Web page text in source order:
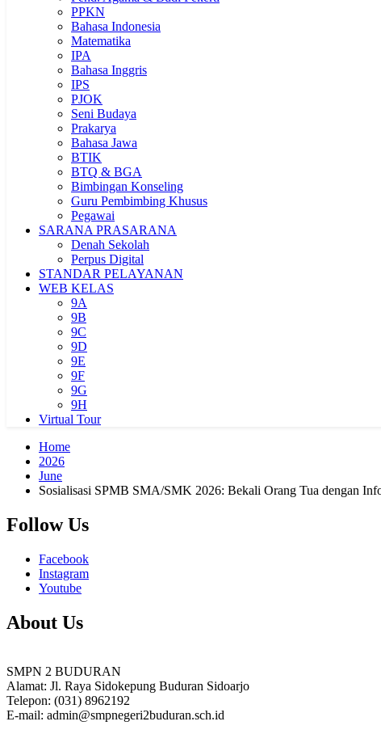
PPKN
Bahasa Indonesia
Matematika
IPA
Bahasa Inggris
IPS
PJOK
Seni Budaya
Prakarya
Bahasa Jawa
BTIK
BTQ & BGA
Bimbingan Konseling
Guru Pembimbing Khusus
Pegawai
SARANA PRASARANA
Denah Sekolah
Perpus Digital
STANDAR PELAYANAN
WEB KELAS
9A
9B
9C
9D
9E
9F
9G
9H
Virtual Tour
Home
2026
June
Sosialisasi SPMB SMA/SMK 2026: Bekali Orang Tua dengan
Follow Us
Facebook
Instagram
Youtube
About Us
SMPN 2 BUDURAN
Alamat: Jl. Raya Sidokepung Buduran Sidoarjo
Telepon: (031) 8962192
E-mail: admin@smpnegeri2buduran.sch.id